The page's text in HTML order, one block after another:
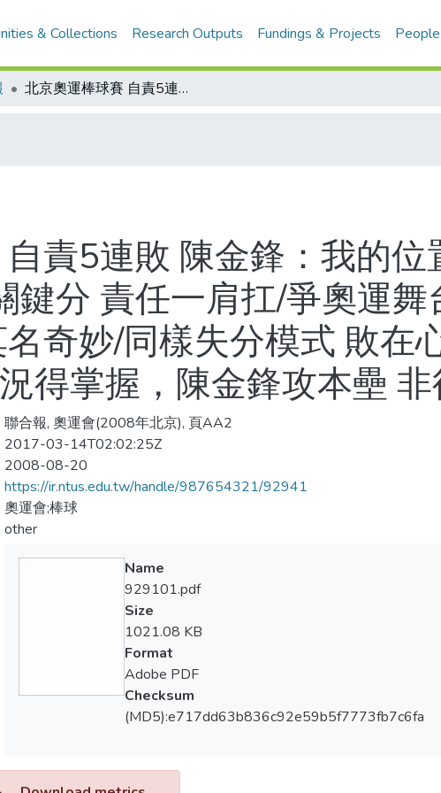
& Collections Research Outputs Fundings & Projects People
北京奧運棒球賽 自責5連敗 陳金鋒：我的位置該換人 忍痛上場 6局上未能搶下關鍵分 責任一肩扛/爭奧運舞台 7選2誰勝/缺乏作戰計畫 輸得莫名奇妙/同樣失分模式 敗在心理建設/專家講評：投手臨場狀況得掌握，陳金鋒攻本壘 非得拚
責5連敗 陳金鋒：我的
鍵分 責任一肩扛/爭奧運
奇妙/同樣失分模式 敗在
得掌握，陳金鋒攻本壘
聯合報, 奧運會(2008年北京), 頁AA2
2017-03-14T02:02:25Z
2008-08-20
https://ir.ntus.edu.tw/handle/987654321/92941
奧運會;棒球
other
Name
929101.pdf
Size
1021.08 KB
Format
Adobe PDF
Checksum
(MD5):e717dd63b836c92e59b5f7773fb7c6fa